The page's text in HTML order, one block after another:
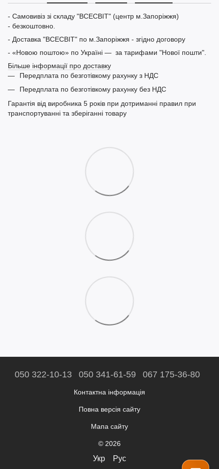
- Самовивіз зі складу "ВСЕСВІТ" (центр м.Запоріжжя)
- безкоштовно.
- Доставка "ВСЕСВІТ" по м.Запоріжжя - згідно договору
- «Новою поштою» по Україні — за тарифами "Нової пошти".
Більше інформації про доставку
Передплата по безготівкому рахунку з НДС
Передплата по безготівкому рахунку без НДС
Гарантія від виробника 5 років при дотриманні правил при
транспортуванні та зберіганні товару
050 322-10-13 050 341-61-59 067 175-36-80
Контактна інформація
Повна версія сайту
Мапа сайту
© 2026
Укр Рус